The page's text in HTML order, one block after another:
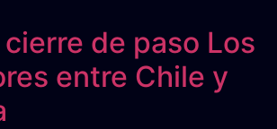
de paso Los
entre Chile y